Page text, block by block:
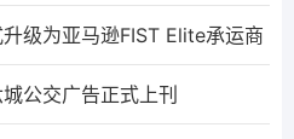
升级为亚马逊FIST Elite承运商
公交广告正式上刊